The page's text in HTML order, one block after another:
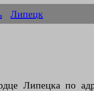
Липецк
Липецка по